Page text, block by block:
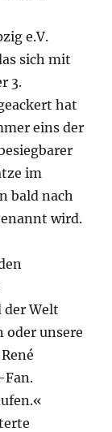
e.V.
sich mit
3.
hat
eins der
im
bald nach
wird.
der Welt
oder unsere
Fan.